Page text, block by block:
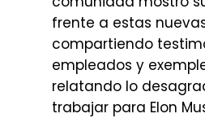
frente a estas
compartiendo
empleados y
relatando lo
trabajar para Elon